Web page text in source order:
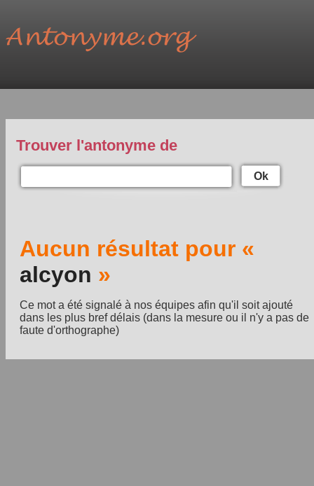
Trouver l'antonyme de
Ok
Aucun résultat pour «
alcyon »
Ce mot a été signalé à nos équipes afin qu'il soit ajouté
dans les plus bref délais (dans la mesure ou il n'y a pas de
faute d'orthographe)